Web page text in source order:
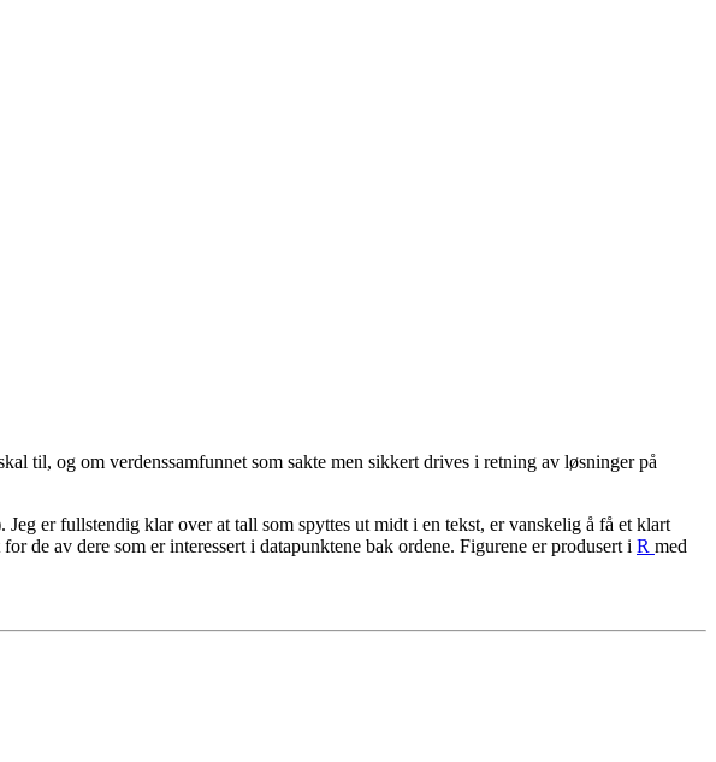
til, og om verdenssamfunnet som sakte men sikkert drives i retning av løsninger på
er fullstendig klar over at tall som spyttes ut midt i en tekst, er vanskelig å få et klart
de av dere som er interessert i datapunktene bak ordene. Figurene er produsert i R med